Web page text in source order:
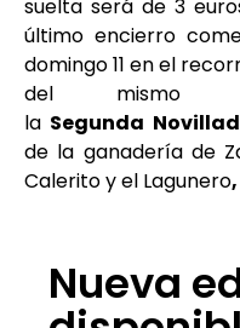
suelta será de 3
último encierro
domingo 11 en el
del mismo
la Segunda
de la ganadería de
Calerito y el Lagunero
Nueva